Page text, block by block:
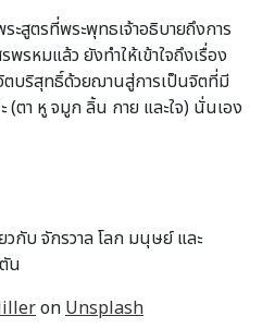
ตรที่พระพุทธเจ้าอธิบายถึงการ
รหมแล้ว ยังทำให้เข้าใจถึงเรื่อง
ตบริสุทธิ์ด้วยฌานสู่การเป็นจิตที่มี
(ตา หู จมูก ลิ้น กาย และใจ) นั่นเอง
กับ จักรวาล โลก มนุษย์ และ
น
on Unsplash